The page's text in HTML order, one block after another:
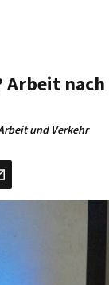
Arbeit nach
und Verkehr